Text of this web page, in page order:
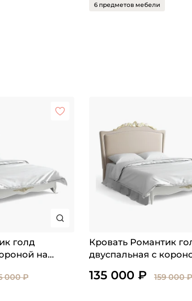
6 предметов мебели
голд
на
000 ₽
Кровать Романтик
двуспальная с
135 000 ₽ 159 000 ₽